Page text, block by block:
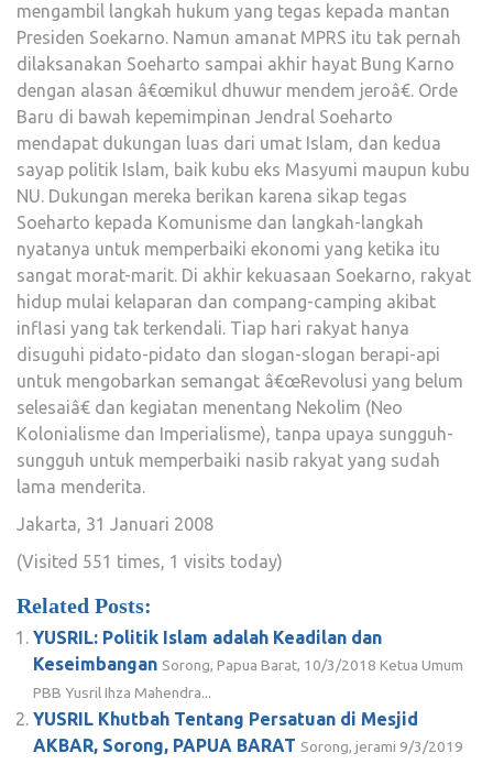
mengambil langkah hukum yang tegas kepada mantan
Presiden Soekarno. Namun amanat MPRS itu tak pernah
dilaksanakan Soeharto sampai akhir hayat Bung Karno
dengan alasan â€œmikul dhuwur mendem jeroâ€. Orde
Baru di bawah kepemimpinan Jendral Soeharto
mendapat dukungan luas dari umat Islam, dan kedua
sayap politik Islam, baik kubu eks Masyumi maupun kubu
NU. Dukungan mereka berikan karena sikap tegas
Soeharto kepada Komunisme dan langkah-langkah
nyatanya untuk memperbaiki ekonomi yang ketika itu
sangat morat-marit. Di akhir kekuasaan Soekarno, rakyat
hidup mulai kelaparan dan compang-camping akibat
inflasi yang tak terkendali. Tiap hari rakyat hanya
disuguhi pidato-pidato dan slogan-slogan berapi-api
untuk mengobarkan semangat â€œRevolusi yang belum
selesaiâ€ dan kegiatan menentang Nekolim (Neo
Kolonialisme dan Imperialisme), tanpa upaya sungguh-
sungguh untuk memperbaiki nasib rakyat yang sudah
lama menderita.
Jakarta, 31 Januari 2008
(Visited 551 times, 1 visits today)
Related Posts:
YUSRIL: Politik Islam adalah Keadilan dan
Keseimbangan Sorong, Papua Barat, 10/3/2018 Ketua Umum
PBB Yusril Ihza Mahendra...
YUSRIL Khutbah Tentang Persatuan di Mesjid
AKBAR, Sorong, PAPUA BARAT Sorong, jerami 9/3/2019